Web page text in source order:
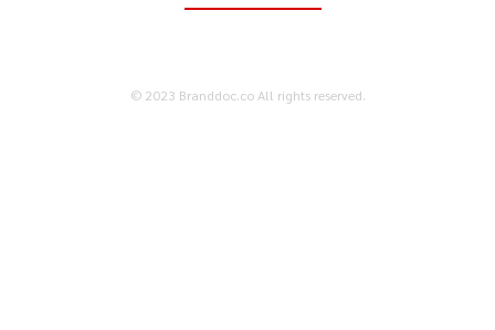
© 2023 Branddoc.co All rights reserved.